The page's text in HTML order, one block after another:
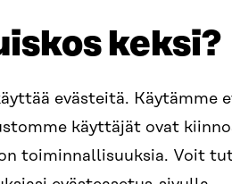
keksi?
evästeitä. Käytämme
käyttäjät ovat
toiminnallisuuksia. Voit
Sitra?
EMAIL